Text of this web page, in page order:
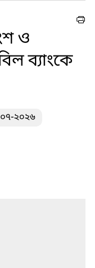
ও
ব্যাংকে
২০২৬